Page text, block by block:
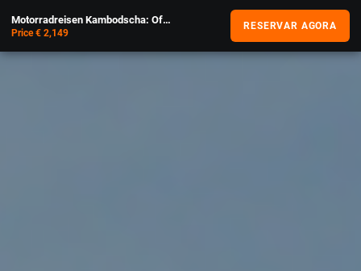
Motorradreisen Kambodscha: Offroad-Aventura nas Khmer
Price € 2,149
RESERVAR AGORA